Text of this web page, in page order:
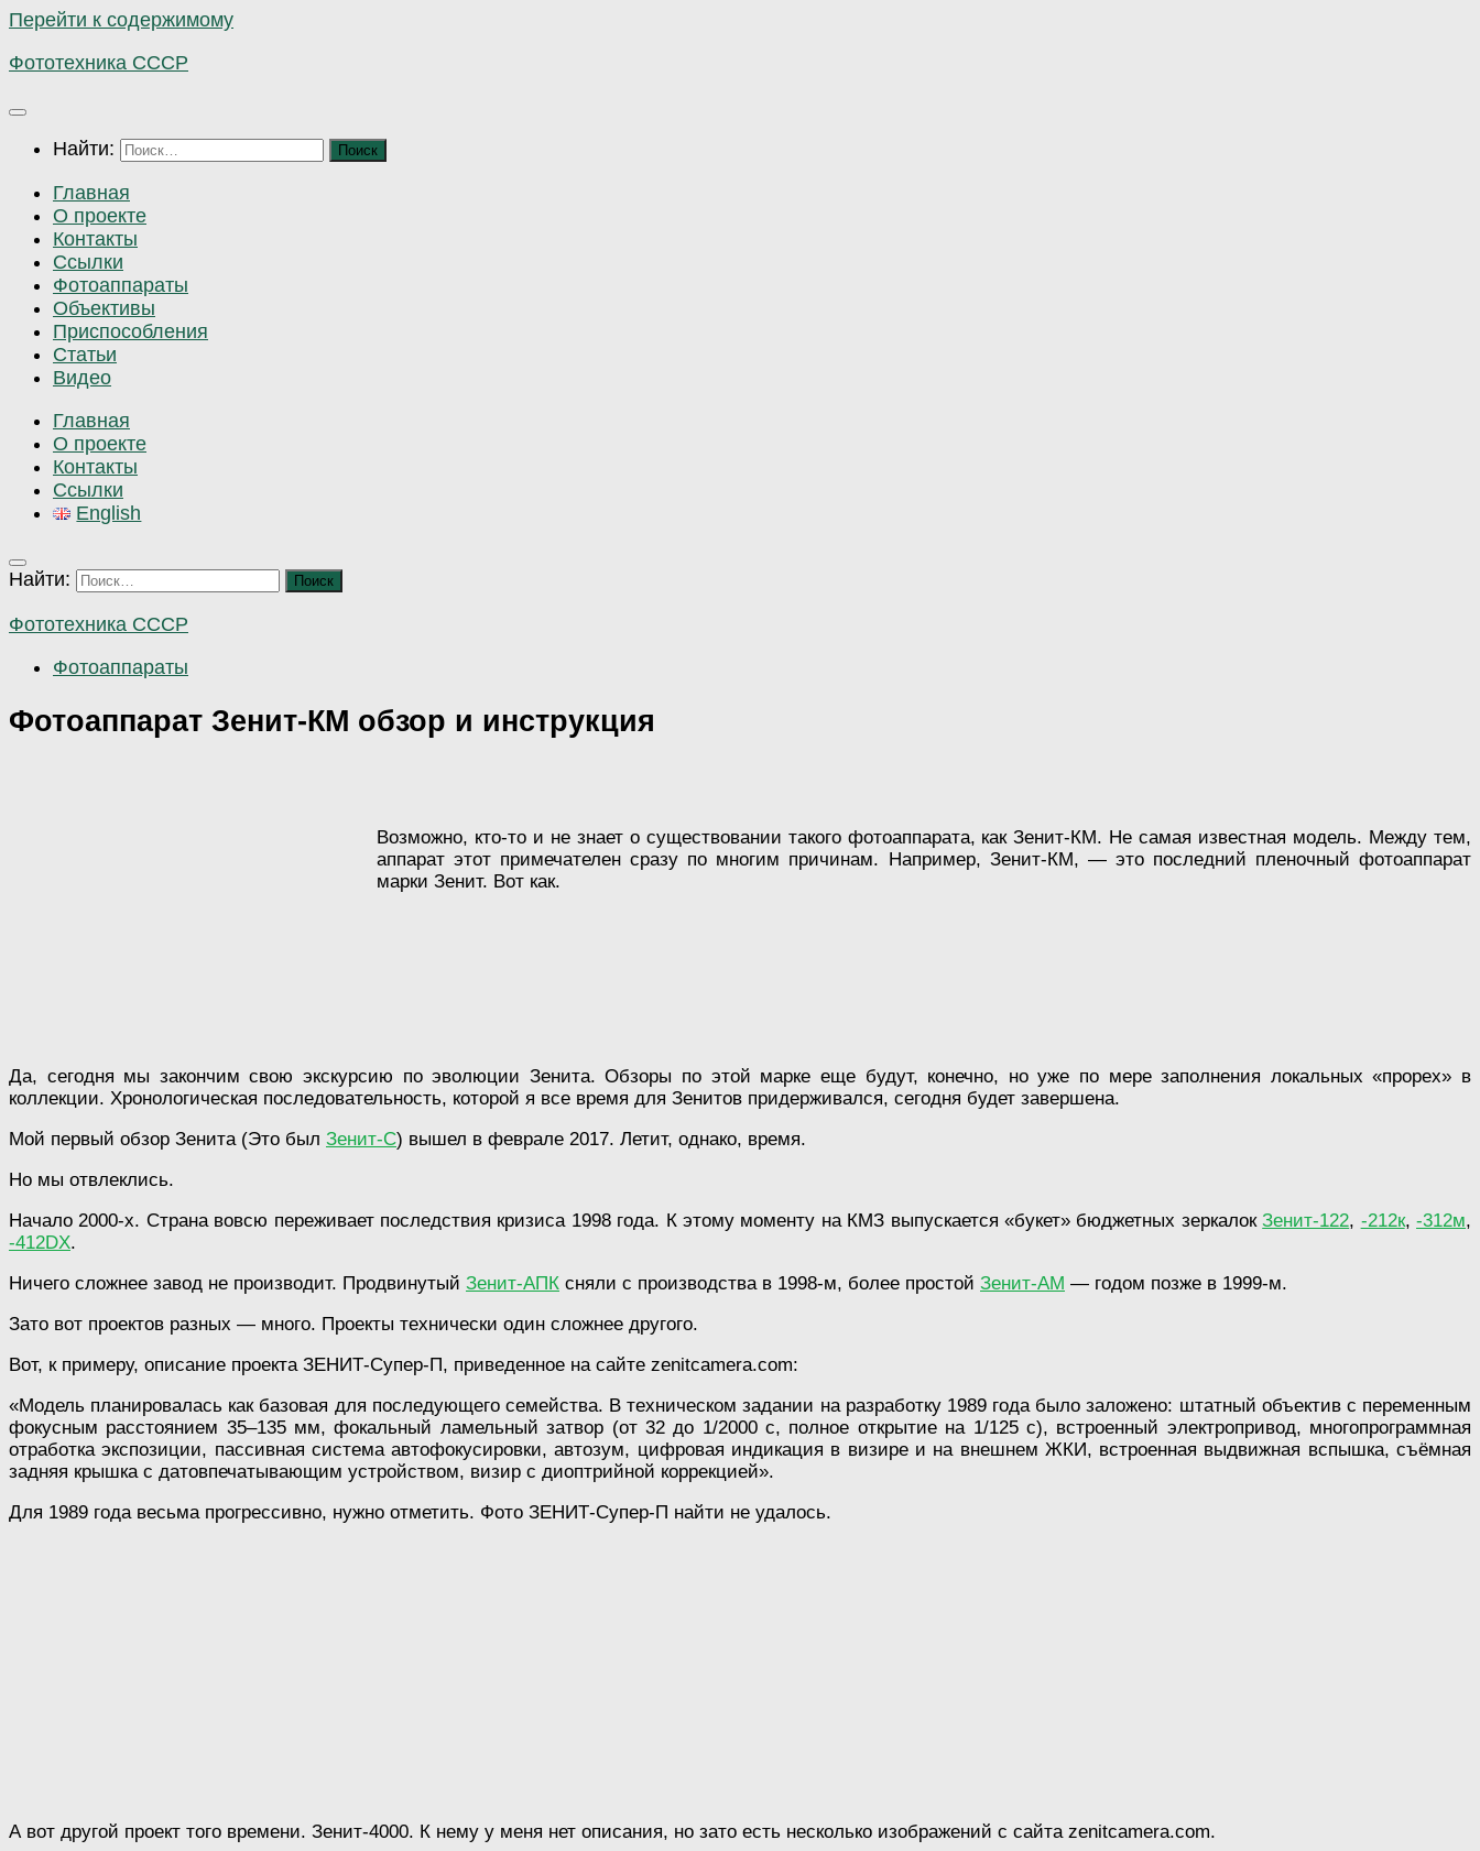
Перейти к содержимому
Фототехника СССР
Найти:
Главная
О проекте
Контакты
Ссылки
Фотоаппараты
Объективы
Приспособления
Статьи
Видео
Главная
О проекте
Контакты
Ссылки
English
Найти:
Фототехника СССР
Фотоаппараты
Фотоаппарат Зенит-КМ обзор и инструкция
Возможно, кто-то и не знает о существовании такого фотоаппарата, как Зенит-КМ. Не самая известная модель. Между тем,
аппарат этот примечателен сразу по многим причинам. Например, Зенит-КМ, — это последний пленочный фотоаппарат
марки Зенит. Вот как.
Да, сегодня мы закончим свою экскурсию по эволюции Зенита. Обзоры по этой марке еще будут, конечно, но уже по мере заполнения локальных «прорех» в
коллекции. Хронологическая последовательность, которой я все время для Зенитов придерживался, сегодня будет завершена.
Мой первый обзор Зенита (Это был Зенит-С) вышел в феврале 2017. Летит, однако, время.
Но мы отвлеклись.
Начало 2000-х. Страна вовсю переживает последствия кризиса 1998 года. К этому моменту на КМЗ выпускается «букет» бюджетных зеркалокЗенит-122, -212к,-312м,
-412DX.
Ничего сложнее завод не производит. Продвинутый Зенит-АПК сняли с производства в 1998-м, более простой Зенит-АМ — годом позже в 1999-м.
Зато вот проектов разных — много. Проекты технически один сложнее другого.
Вот, к примеру, описание проекта ЗЕНИТ-Супер-П, приведенное на сайте zenitcamera.com:
«Модель планировалась как базовая для последующего семейства. В техническом задании на разработку 1989 года было заложено: штатный объектив с переменным
фокусным расстоянием 35–135 мм, фокальный ламельный затвор (от 32 до 1/2000 с, полное открытие на 1/125 с), встроенный электропривод, многопрограммная
отработка экспозиции, пассивная система автофокусировки, автозум, цифровая индикация в визире и на внешнем ЖКИ, встроенная выдвижная вспышка, съёмная
задняя крышка с датовпечатывающим устройством, визир с диоптрийной коррекцией».
Для 1989 года весьма прогрессивно, нужно отметить. Фото ЗЕНИТ-Супер-П найти не удалось.
А вот другой проект того времени. Зенит-4000. К нему у меня нет описания, но зато есть несколько изображений с сайта zenitcamera.com.